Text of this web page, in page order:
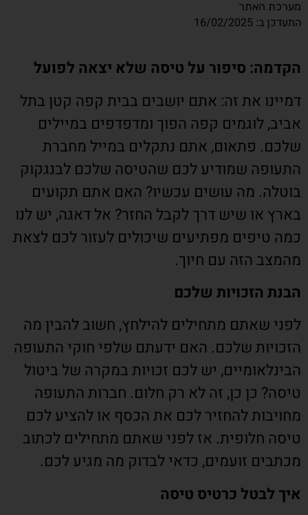
מערכת האתר
התעדכן ב: 16/02/2025
הקדמה: סיפור על טיסה שלא יצאה לפועל
דמיינו את זה: אתם יושבים בבית קפה קטן בתל
אביב, לוגמים קפה הפוך ומדפדפים במיילים
שלכם. פתאום, אתם נתקלים במייל מחברת
התעופה שמודיע לכם שהטיסה שלכם לבנגקוק
בוטלה. מה עושים עכשיו? האם אתם תקועים
בארץ או שיש דרך לקבל החזר? אל דאגה, יש לנו
כמה טיפים מפתיעים שיכולים לעזור לכם לצאת
מהמצב הזה עם חיוך.
הבנת הזכויות שלכם
לפני שאתם מתחילים להילחץ, חשוב להבין מה
הזכויות שלכם. האם ידעתם שלפי חוקי התעופה
הבינלאומיים, יש לכם זכויות במקרה של ביטול
טיסה? כן כן, זה לא רק חלום. חברות התעופה
מחויבות להחזיר לכם את הכסף או להציע לכם
טיסה חלופית. אז לפני שאתם מתחילים לכתוב
מכתבים זועמים, כדאי לבדוק מה מגיע לכם.
איך לבטל כרטיס טיסה